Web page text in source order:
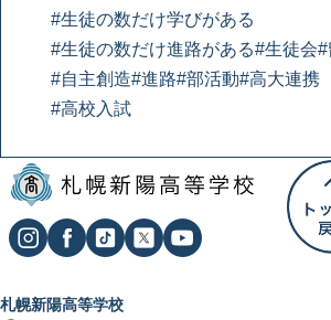
#生徒の数だけ学びがある
#生徒の数だけ進路がある#生徒会#
#自主創造#進路#部活動#高大連携
#高校入試
札幌新陽高等学校